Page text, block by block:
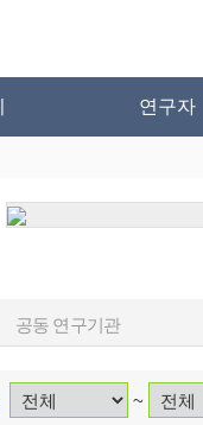
연구자
공동 연구기관
~